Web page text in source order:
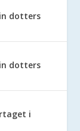
dotters
dotters
i